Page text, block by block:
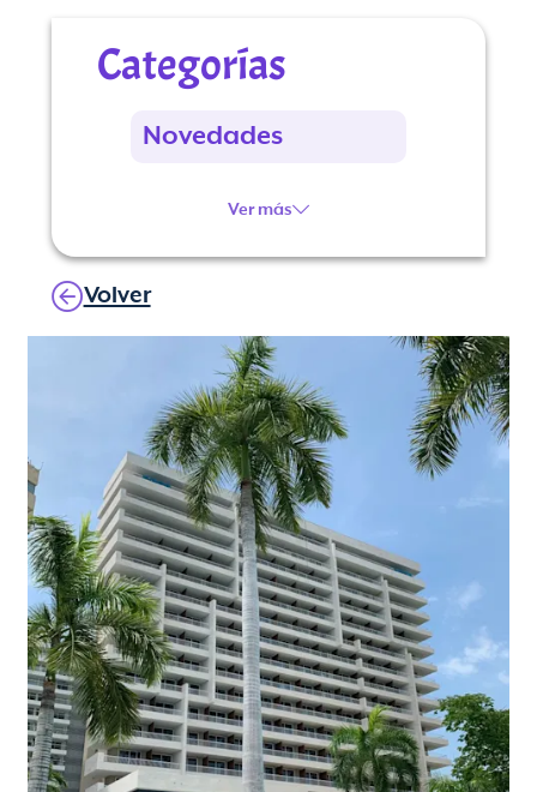
Categorías
Novedades
Ver más
Volver